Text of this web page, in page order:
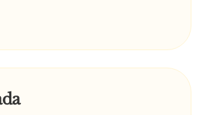
ele rispidamente e
ousadia, me acordar para